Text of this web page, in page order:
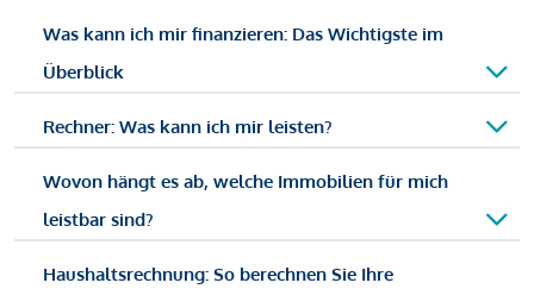
Was kann ich mir finanzieren: Das Wichtigste im
Überblick
Rechner: Was kann ich mir leisten?
Wovon hängt es ab, welche Immobilien für mich
leistbar sind?
Haushaltsrechnung: So berechnen Sie Ihre